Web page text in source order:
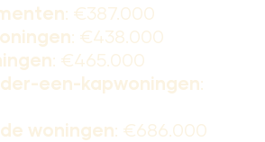
: €387.000
: €438.000
: €465.000
een-kapwoningen:
woningen: €686.000